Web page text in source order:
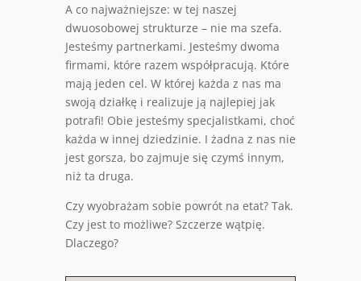
A co najważniejsze: w tej naszej
dwuosobowej strukturze – nie ma szefa.
Jesteśmy partnerkami. Jesteśmy dwoma
firmami, które razem współpracują. Które
mają jeden cel. W której każda z nas ma
swoją działkę i realizuje ją najlepiej jak
potrafi! Obie jesteśmy specjalistkami, choć
każda w innej dziedzinie. I żadna z nas nie
jest gorsza, bo zajmuje się czymś innym,
niż ta druga.
Czy wyobrażam sobie powrót na etat? Tak.
Czy jest to możliwe? Szczerze wątpię.
Dlaczego?